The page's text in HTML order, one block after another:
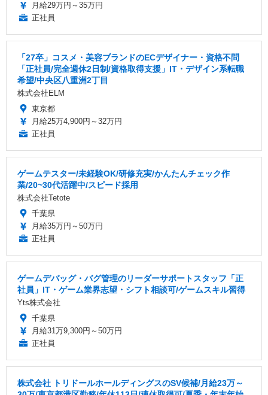
月給29万円～35万円
正社員
「27卒」コスメ・美容ブランドのECデザイナー・資格不問
「正社員/完全週休2日制/資格取得支援」IT・デザイン系転職
希望/中央区八重洲2丁目
株式会社ELM
東京都
月給25万4,900円～32万円
正社員
ゲームテスター/未経験OK/研修充実/かんたんチェック作
業/20~30代活躍中/スピード採用
株式会社Tetote
千葉県
月給35万円～50万円
正社員
ゲームデバッグ・バグ管理のリーダーサポートスタッフ「正
社員」IT・ゲーム業界志望・シフト相談可/ゲームスキル習得
Yts株式会社
千葉県
月給31万9,300円～50万円
正社員
株式会社 トリドールホールディングスのSV候補/月給23万～